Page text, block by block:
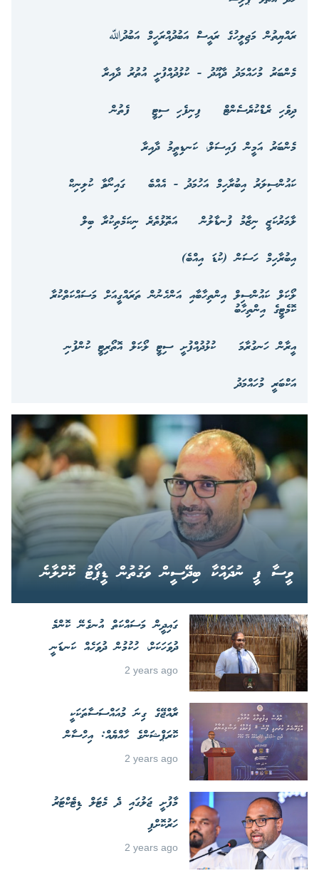
ރައްޔިތުން މަޖިލީހުގެ ރައީސް އަބުދުއްރަހީމް އަބުދުﷲ
މެންބަރު މުހައްމަދު ދާއޫދު - ކުޅުދުއްފުށީ އުތުރު ދާއިރާ
ދިވެހި ރެޑްކުރެސެންޓް
ފިނިފެހި ސިޓީ
ފެތުން
މެންބަރު އަމީން ފައިސަލް، ކަނޑިތީމު ދާއިރާ
ކައުންސިލަރު އިބުރާހިމް އަހުމަދު - އެއްބެ
ގައިނޯވާ ކުލިނިކް
ލާމަރުކަޒީ ނިޒާމު ފުނޑާލުން
އަތޮޅުތެރެ ނިކަމެތިކުރާ ބިލް
އިބުރާހިމް ހަސަން (ކުޑަ އިއްބެ)
ލޯކަލް ކައުންސިލް އިންތިހާބާއި އަންހެނުން ތަރައްގީއަށް މަސައްކަތްކުރާ
ކޮމެޓީގެ އިންތިހާބު
އީރާން ހަނގުރާމަ
ކުޅުދުއްފުށީ ސިޓީ ލޯކަލް އޮތޯރިޓީ ކުންފުނި
އަކްބަރީ މުހައްމަދު
ވީސާ ފީ ނުދައްކާ ބިދޭސީން ވަގުތުން ޑީޕޯޓު ކޮށްލާނެ
ގައިދީން މަސައްކަތް އުނގެނޭ ކޮންމެ
ދުވަހަކަށް، ހުކުމުން ދުވަހެއް ކަނޑަނީ
2 years ago
ރާއްޖޭގެ ގިނަ މުއައްސަސާތަކަކީ
ކޮރަޕްޝަންގެ ހާއްޔެއް: އިހްސާން
2 years ago
މާފުށީ ޖަލުގައި ދެ މެޓަލް ޑިޓެކްޓަރު
ހަރުކޮށްފި
2 years ago